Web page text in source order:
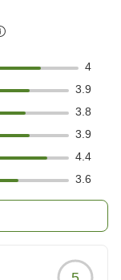
4
3.9
3.8
3.9
4.4
3.6